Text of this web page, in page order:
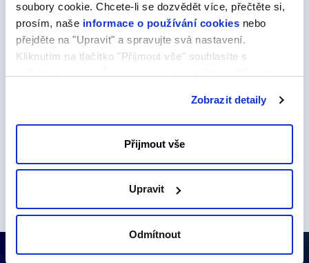
soubory cookie. Chcete-li se dozvědět více, přečtěte si,
prosím, naše informace o používání cookies nebo
přejděte na "Upravit" a spravujte svá nastavení.
Kliknutím na tlačítko "Přijmout vše" souhlasíte s
Zobrazit detaily
Přijmout vše
Upravit
Odmítnout
Webhosting
E-maily
Ostatní služby